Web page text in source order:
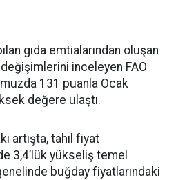
gıda emtialarından oluşan
inceleyen FAO
131 puanla Ocak
değere ulaştı.
artışta, tahıl fiyat
3,4’lük yükseliş temel
buğday fiyatlarındaki